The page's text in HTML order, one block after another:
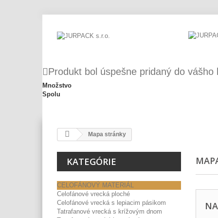
Produkt bol úspešne pridaný do vášho
Množstvo
Spolu
Mapa stránky
KATEGÓRIE
CELOFÁNOVÝ MATERIÁL
Celofánové vrecká ploché
Celofánové vrecká s lepiacim pásikom
Tatrafanové vrecká s krížovým dnom